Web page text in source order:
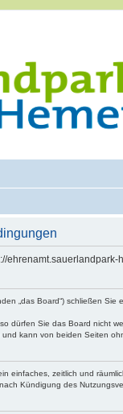
„das Board“) schließen
dürfen Sie das Board nicht
kann von beiden Seiten
einfaches, zeitlich und
Kündigung des